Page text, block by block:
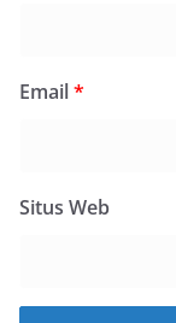
Email*
Situs Web